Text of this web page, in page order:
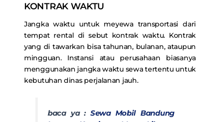
KONTRAK WAKTU
Jangka waktu untuk meyewa transportasi dari
tempat rental di sebut kontrak waktu. Kontrak
yang di tawarkan bisa tahunan, bulanan, ataupun
mingguan. Instansi atau perusahaan biasanya
menggunakan jangka waktu sewa tertentu untuk
kebutuhan dinas perjalanan jauh.
baca ya : Sewa Mobil Bandung